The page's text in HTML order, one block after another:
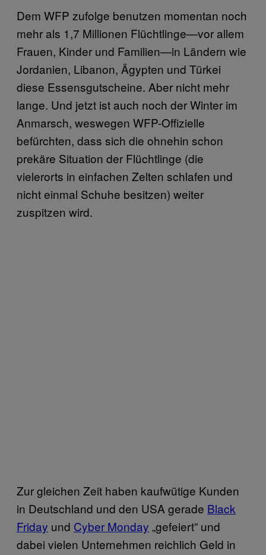
Dem WFP zufolge benutzen momentan noch
mehr als 1,7 Millionen Flüchtlinge—vor allem
Frauen, Kinder und Familien—in Ländern wie
Jordanien, Libanon, Ägypten und Türkei
diese Essensgutscheine. Aber nicht mehr
lange. Und jetzt ist auch noch der Winter im
Anmarsch, weswegen WFP-Offizielle
befürchten, dass sich die ohnehin schon
prekäre Situation der Flüchtlinge (die
vielerorts in einfachen Zelten schlafen und
nicht einmal Schuhe besitzen) weiter
zuspitzen wird.
Zur gleichen Zeit haben kaufwütige Kunden
in Deutschland und den USA gerade Black
Friday und Cyber Monday „gefeiert” und
dabei vielen Unternehmen reichlich Geld in